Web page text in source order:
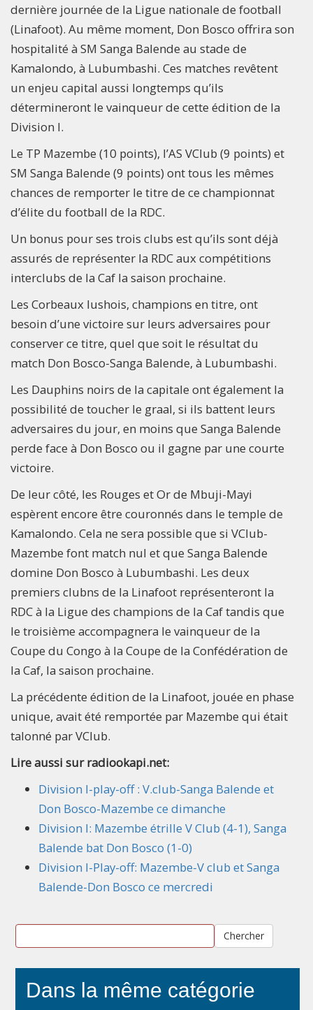
dernière journée de la Ligue nationale de football
(Linafoot). Au même moment, Don Bosco offrira son
hospitalité à SM Sanga Balende au stade de
Kamalondo, à Lubumbashi. Ces matches revêtent
un enjeu capital aussi longtemps qu’ils
détermineront le vainqueur de cette édition de la
Division I.
Le TP Mazembe (10 points), l’AS VClub (9 points) et
SM Sanga Balende (9 points) ont tous les mêmes
chances de remporter le titre de ce championnat
d’élite du football de la RDC.
Un bonus pour ses trois clubs est qu’ils sont déjà
assurés de représenter la RDC aux compétitions
interclubs de la Caf la saison prochaine.
Les Corbeaux lushois, champions en titre, ont
besoin d’une victoire sur leurs adversaires pour
conserver ce titre, quel que soit le résultat du
match Don Bosco-Sanga Balende, à Lubumbashi.
Les Dauphins noirs de la capitale ont également la
possibilité de toucher le graal, si ils battent leurs
adversaires du jour, en moins que Sanga Balende
perde face à Don Bosco ou il gagne par une courte
victoire.
De leur côté, les Rouges et Or de Mbuji-Mayi
espèrent encore être couronnés dans le temple de
Kamalondo. Cela ne sera possible que si VClub-
Mazembe font match nul et que Sanga Balende
domine Don Bosco à Lubumbashi. Les deux
premiers clubns de la Linafoot représenteront la
RDC à la Ligue des champions de la Caf tandis que
le troisième accompagnera le vainqueur de la
Coupe du Congo à la Coupe de la Confédération de
la Caf, la saison prochaine.
La précédente édition de la Linafoot, jouée en phase
unique, avait été remportée par Mazembe qui était
talonné par VClub.
Lire aussi sur radiookapi.net:
Division I-play-off : V.club-Sanga Balende et
Don Bosco-Mazembe ce dimanche
Division I: Mazembe étrille V Club (4-1), Sanga
Balende bat Don Bosco (1-0)
Division I-Play-off: Mazembe-V club et Sanga
Balende-Don Bosco ce mercredi
Chercher
Dans la même catégorie